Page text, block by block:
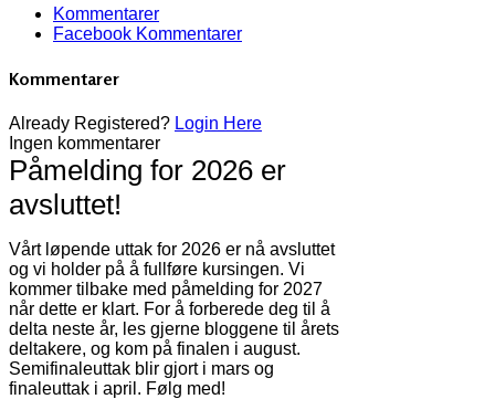
Kommentarer
Facebook Kommentarer
Kommentarer
Already Registered? Login Here
Ingen kommentarer
Påmelding for 2026 er
avsluttet!
Vårt løpende uttak for 2026 er nå avsluttet
og vi holder på å fullføre kursingen. Vi
kommer tilbake med påmelding for 2027
når dette er klart. For å forberede deg til å
delta neste år, les gjerne bloggene til årets
deltakere, og kom på finalen i august.
Semifinaleuttak blir gjort i mars og
finaleuttak i april. Følg med!